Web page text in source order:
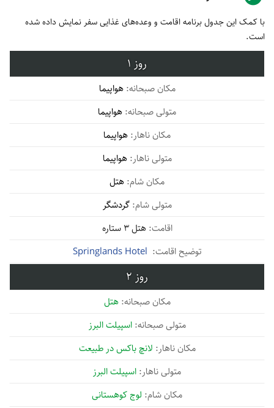
با کمک این جدول برنامه اقامت و وعده‌های غذایی سفر نمایش داده شده
است.
1
هواپیما
هواپیما
هواپیما
هواپیما
هتل
گردشگر
هتل 3 ستاره
Springlands Hotel
2
هتل
اسپیلت البرز
لانچ باکس در طبیعت
اسپیلت البرز
لوج کوهستانی